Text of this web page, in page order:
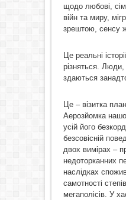
щодо любові,
війн та миру,
зрештою, сенсу
Це реальні
різняться. Люди,
здаються
Це – візитка
Аерозйомка
усій його
безсовісній
двох вимірах –
недоторканних
наслідках
самотності степів
мегаполісів. У